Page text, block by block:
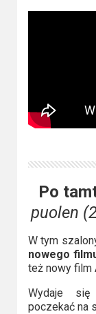
Po
puolen
W tym
nowego
też nowy film
Wydaje
poczekać na